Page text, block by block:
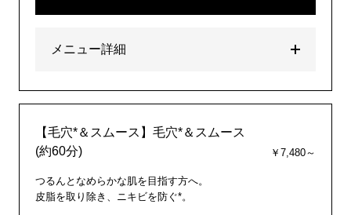
メニュー詳細
【毛穴*＆スムース】毛穴*＆スムース
(約60分)
￥7,480～
つるんとなめらかな肌を目指す方へ。
皮脂を取り除き、ニキビを防ぐ*。